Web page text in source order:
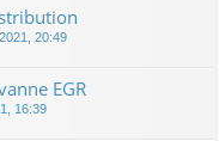
20:49
EGR
16:39